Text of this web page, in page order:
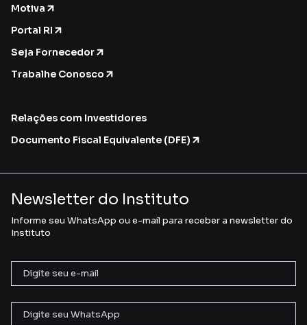
Motiva
Portal RI
Seja Fornecedor
Trabalhe Conosco
Relações com Investidores
Documento Fiscal Equivalente (DFE)
Newsletter do Instituto
Informe seu WhatsApp ou e-mail para receber a newsletter do
Instituto